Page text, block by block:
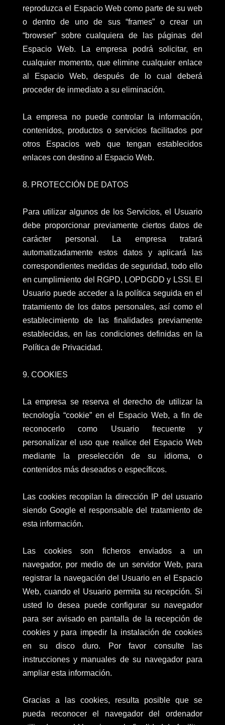
reproduzca el Espacio Web como parte de su web
o dentro de uno de sus “frames” o crear un
“browser” sobre cualquiera de las páginas del
Espacio Web. La empresa podrá solicitar, en
cualquier momento, que elimine cualquier enlace
al Espacio Web, después de lo cual deberá
proceder de inmediato a su eliminación.
La empresa no puede controlar la información,
contenidos, productos o servicios facilitados por
otros Espacios web que tengan establecidos
enlaces con destino al Espacio Web.
8. PROTECCIÓN DE DATOS
Para utilizar algunos de los Servicios, el Usuario
debe proporcionar previamente ciertos datos de
carácter personal. La empresa tratará
automatizadamente estos datos y aplicará las
correspondientes medidas de seguridad, todo ello
en cumplimiento del RGPD, LOPDGDD y LSSI. El
Usuario puede acceder a la política seguida en el
tratamiento de los datos personales, así como el
establecimiento de las finalidades previamente
establecidas, en las condiciones definidas en la
Política de Privacidad.
9. COOKIES
La empresa se reserva el derecho de utilizar la
tecnología “cookie” en el Espacio Web, a fin de
reconocerlo como Usuario frecuente y
personalizar el uso que realice del Espacio Web
mediante la preselección de su idioma, o
contenidos más deseados o específicos.
Las cookies recopilan la dirección IP del usuario
siendo Google el responsable del tratamiento de
esta información.
Las cookies son ficheros enviados a un
navegador, por medio de un servidor Web, para
registrar la navegación del Usuario en el Espacio
Web, cuando el Usuario permita su recepción. Si
usted lo desea puede configurar su navegador
para ser avisado en pantalla de la recepción de
cookies y para impedir la instalación de cookies
en su disco duro. Por favor consulte las
instrucciones y manuales de su navegador para
ampliar esta información.
Gracias a las cookies, resulta posible que se
pueda reconocer el navegador del ordenador